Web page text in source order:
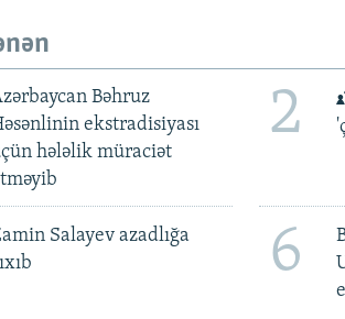
Bəhruz
ekstradisiyası
hələlik müraciət
2
Salayev azadlığa
6